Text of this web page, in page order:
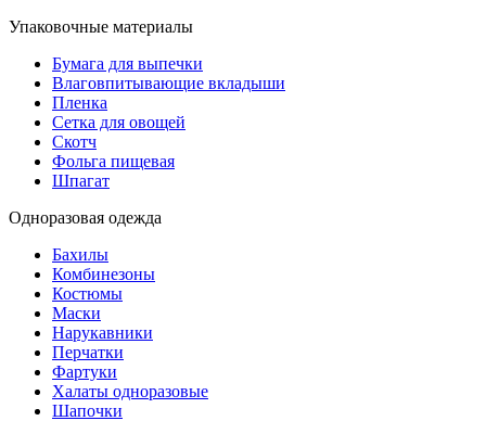
Упаковочные материалы
Бумага для выпечки
Влаговпитывающие вкладыши
Пленка
Сетка для овощей
Скотч
Фольга пищевая
Шпагат
Одноразовая одежда
Бахилы
Комбинезоны
Костюмы
Маски
Нарукавники
Перчатки
Фартуки
Халаты одноразовые
Шапочки